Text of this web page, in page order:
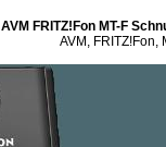
AVM FRITZ!Fon MT-F
AVM, FRITZ!Fon,